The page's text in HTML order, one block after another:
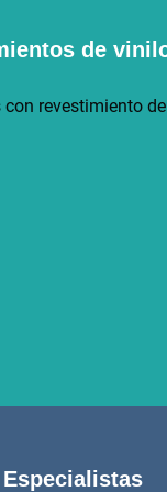
de
con revestimiento
Especialistas